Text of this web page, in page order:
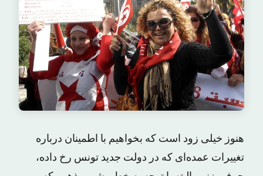
هنوز خیلی زود است که بخواهیم با اطمینان درباره
تغییرات عمده‌ای که در دولت جدید تونس رخ داده،